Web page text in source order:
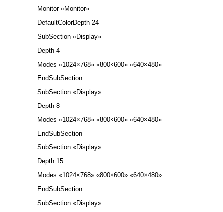
Monitor «Monitor»
DefaultColorDepth 24
SubSection «Display»
Depth 4
Modes «1024×768» «800×600» «640×480»
EndSubSection
SubSection «Display»
Depth 8
Modes «1024×768» «800×600» «640×480»
EndSubSection
SubSection «Display»
Depth 15
Modes «1024×768» «800×600» «640×480»
EndSubSection
SubSection «Display»